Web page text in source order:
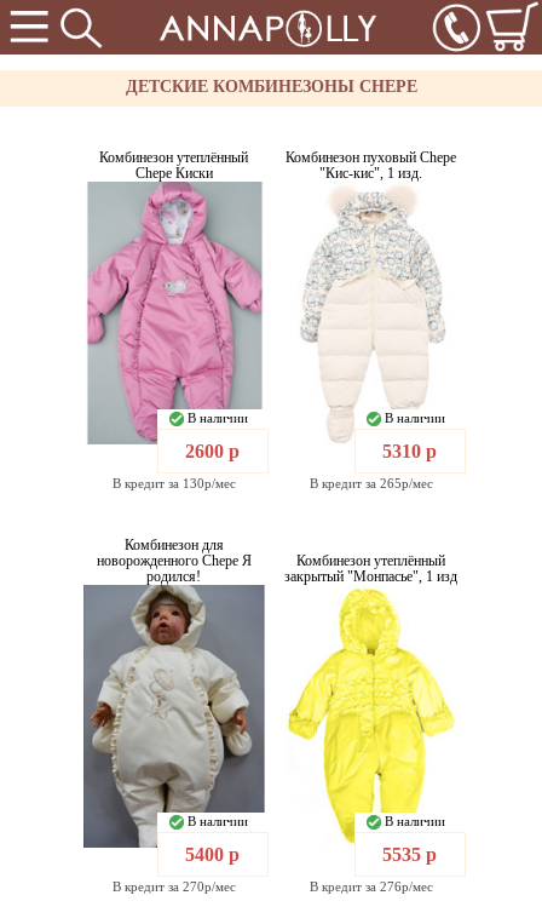
ДЕТСКИЕ КОМБИНЕЗОНЫ CHEPE
Комбинезон утеплённый
Chepe Киски
В наличии
2600 р
В кредит за 130р/мес
Комбинезон пуховый Chepe
"Кис-кис", 1 изд.
В наличии
5310 р
В кредит за 265р/мес
Комбинезон для
новорожденного Chepe Я
родился!
В наличии
5400 р
В кредит за 270р/мес
Комбинезон утеплённый
закрытый "Монпасье", 1 изд
В наличии
5535 р
В кредит за 276р/мес